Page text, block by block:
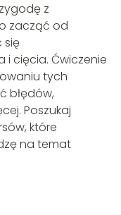
z
zacząć od
się
cięcia. Ćwiczenie
tych
błędów,
Poszukaj
które
na temat